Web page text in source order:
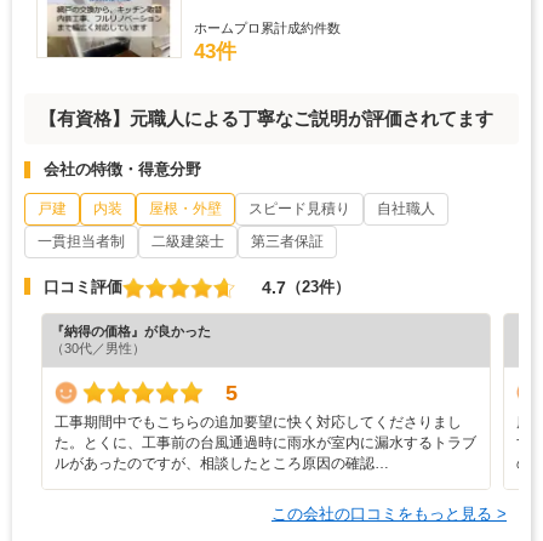
ホームプロ累計成約件数
43件
【有資格】元職人による丁寧なご説明が評価されてます
会社の特徴・得意分野
戸建 内装 屋根・外壁 スピード見積り
自社職人
一貫担当者制
二級建築士 第三者保証
口コミ評価 4.7 （23件）
『納得の価格』が良かった
（30代／男性）
5
工事期間中でもこちらの追加要望に快く対応してくださりまし
た。とくに、工事前の台風通過時に雨水が室内に漏水するトラブ
ルがあったのですが、相談したところ原因の確認…
床
す
の
この会社の口コミをもっと見る >